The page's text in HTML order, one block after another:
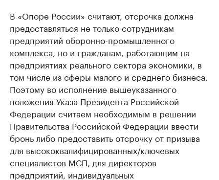
В «Опоре России» считают, отсрочка должна
предоставляться не только сотрудникам
предприятий оборонно-промышленного
комплекса, но и гражданам, работающим на
предприятиях реального сектора экономики, в
том числе из сферы малого и среднего бизнеса.
Поэтому во исполнение вышеуказанного
положения Указа Президента Российской
Федерации считаем необходимым в решении
Правительства Российской Федерации ввести
бронь либо предоставить отсрочку от призыва
для высококвалифицированных/ключевых
специалистов МСП, для директоров
предприятий, индивидуальных